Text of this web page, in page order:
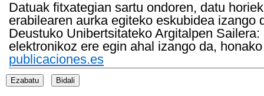
Datuak fitxategian sartu ondoren, datu
erabilearen aurka egiteko eskubidea
Deustuko Unibertsitateko Argitalpen
elektronikoz ere egin ahal izango da,
publicaciones.es
Ezabatu Bidali